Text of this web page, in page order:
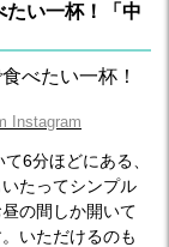
たい一杯！「中
Instagram
6分ほどにある、
たってシンプル
の間しか開いて
いただけるのも